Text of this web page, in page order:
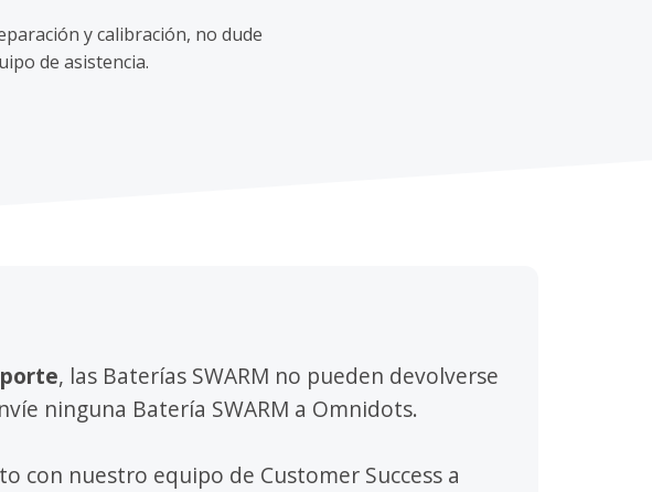
y calibración, no dude
de asistencia.
, las Baterías SWARM no pueden devolverse
ninguna Batería SWARM a Omnidots.
con nuestro equipo de Customer Success a